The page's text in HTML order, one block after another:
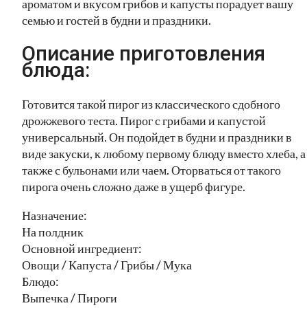
ароматом и вкусом грибов и капусты порадует вашу
семью и гостей в будни и праздники.
Описание приготовления
блюда:
Готовится такой пирог из классического сдобного
дрожжевого теста. Пирог с грибами и капустой
универсальный. Он подойдет в будни и праздники в
виде закуски, к любому первому блюду вместо хлеба, а
также с бульонами или чаем. Оторваться от такого
пирога очень сложно даже в ущерб фигуре.
Назначение:
На полдник
Основной ингредиент:
Овощи / Капуста / Грибы / Мука
Блюдо:
Выпечка / Пироги